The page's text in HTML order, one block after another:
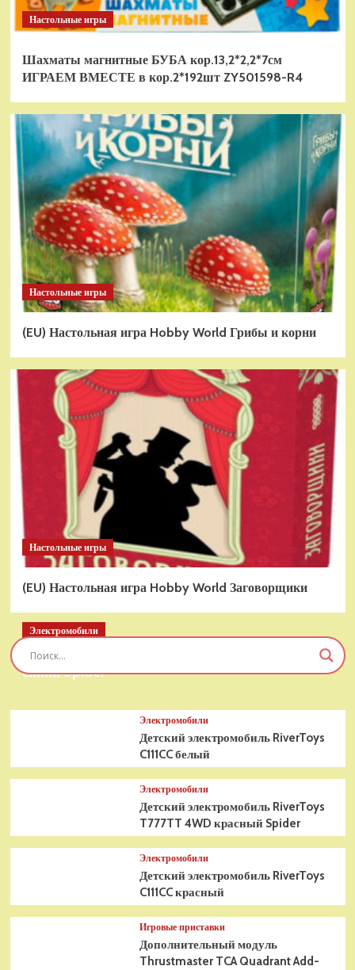
Настольные игры
Шахматы магнитные БУБА кор.13,2*2,2*7см
ИГРАЕМ ВМЕСТЕ в кор.2*192шт ZY501598-R4
Настольные игры
(EU) Настольная игра Hobby World Грибы и корни
Настольные игры
(EU) Настольная игра Hobby World Заговорщики
Электромобили
Детский электромобиль RiverToys T777TT 4WD
синий Spider
Электромобили
Детский электромобиль RiverToys
C111CC белый
Электромобили
Детский электромобиль RiverToys
T777TT 4WD красный Spider
Электромобили
Детский электромобиль RiverToys
C111CC красный
Игровые приставки
Дополнительный модуль
Thrustmaster TCA Quadrant Add-